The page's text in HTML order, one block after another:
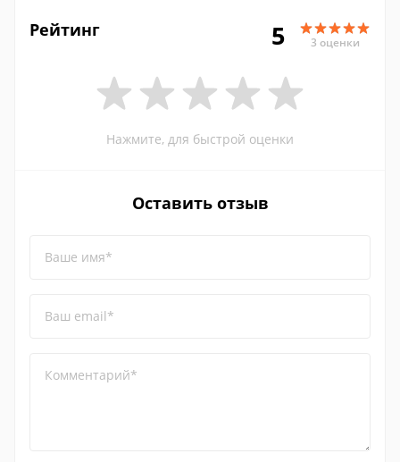
Рейтинг 5 3 оценки
Нажмите, для быстрой оценки
Оставить отзыв
Ваше имя*
Ваш email*
Комментарий*